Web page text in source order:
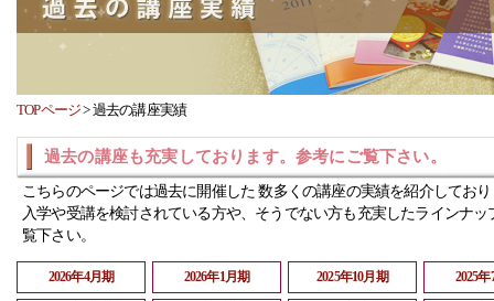
TOPページ>過去の講座実績
過去の講座も充実しております。参考にご覧下さい。
こちらのページでは過去に開催した 数多くの講座の実績を紹介してお
入学や受講を検討されている方や、そうでない方も充実したラインナッ
覧下さい。
2026年4月期 2026年1月期 2025年10月期 2025